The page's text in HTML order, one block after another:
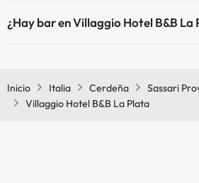
de pago) Aquí tienes más info sobre la
¿Hay bar en Villaggio Hotel B&B La
Inicio Italia Cerdeña Sassari
Villaggio Hotel B&B La Plata